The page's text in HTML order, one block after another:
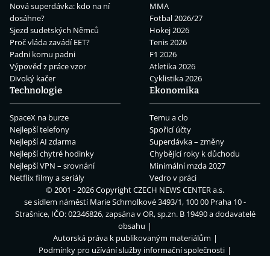
Nová superdávka: kdo na ní
dosáhne?
Sjezd sudetských Němců
Proč vláda zavádí EET?
Padni komu padni
Výpověď z práce vzor
Divoký kačer
MMA
Fotbal 2026/27
Hokej 2026
Tenis 2026
F1 2026
Atletika 2026
Cyklistika 2026
Technologie
SpaceX na burze
Nejlepší telefony
Nejlepší AI zdarma
Nejlepší chytré hodinky
Nejlepší VPN – srovnání
Netflix filmy a seriály
Ekonomika
Temu a clo
Spořicí účty
Superdávka – změny
Chybějící roky k důchodu
Minimální mzda 2027
Vedro v práci
© 2001 - 2026 CopyrightCZECH NEWS CENTER a.s.
se sídlem náměstí Marie Schmolkové 3493/1, 100 00 Praha 10 -
Strašnice, IČO: 02346826, zapsána v OR, sp.zn. B 19490 a dodavatelé
obsahu
Autorská práva k publikovaným materiálům
Podmínky pro užívání služby informační společnosti